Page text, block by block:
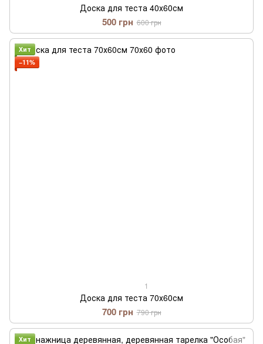
Доска для теста 40х60см
500 грн 600 грн
Хит
−11%
1
Доска для теста 70х60см
700 грн 790 грн
Хит